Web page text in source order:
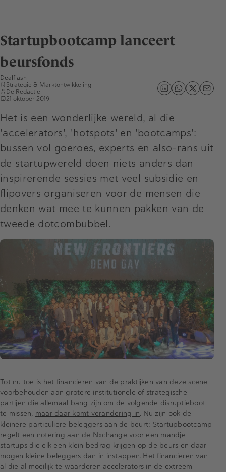
Startupbootcamp lanceert
beursfonds
Dealflash
Strategie & Marktontwikkeling
De Redactie
21 oktober 2019
Het is een wonderlijke wereld, al die
'accelerators', 'hotspots' en 'bootcamps':
bussen vol goeroes, experts en also-rans uit
de startupwereld doen niets anders dan
inspirerende sessies met veel subsidie en
flipovers organiseren voor de mensen die
denken wat mee te kunnen pakken van de
tweede dotcombubbel.
Tot nu toe is het financieren van de praktijken van deze scene
voorbehouden aan grotere institutionele of strategische
partijen die allemaal bang zijn om de volgende disruptieboot
te missen, maar daar komt verandering in. Nu zijn ook de
kleinere particuliere beleggers aan de beurt: Startupbootcamp
regelt een notering aan de Nxchange voor een mandje
startups die elk een klein bedrag krijgen op de beurs en daar
mogen kleine beleggers dan in instappen. Het financieren van
al die al moeilijk te waarderen accelerators in de extreem